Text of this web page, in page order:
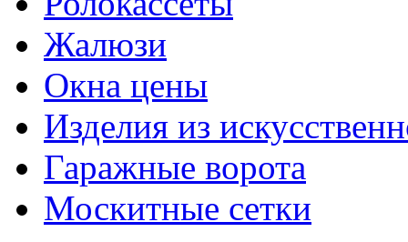
Жалюзи
Окна цены
Изделия из
Гаражные ворота
Москитные сетки